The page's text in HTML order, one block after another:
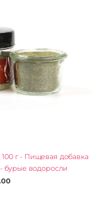
г - Пищевая добавка
бурые водоросли